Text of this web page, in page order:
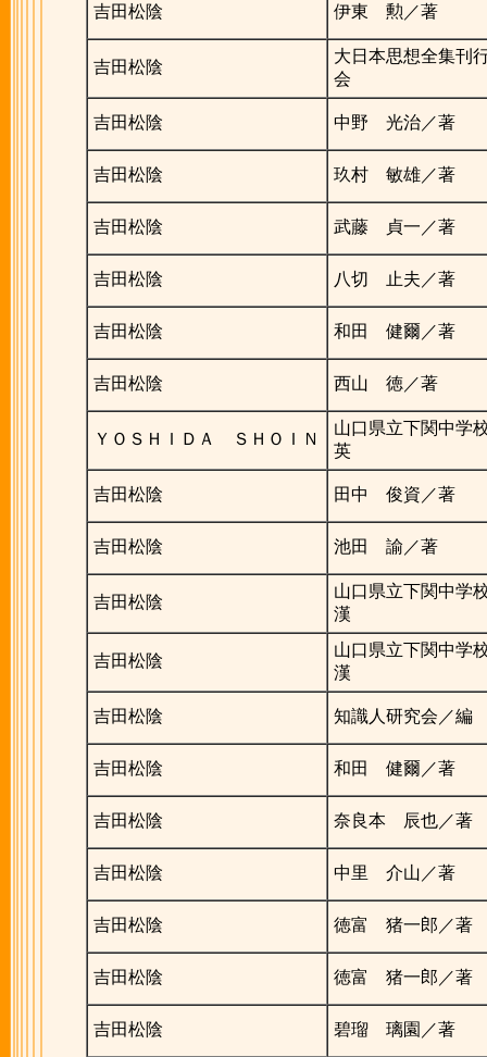
吉田松陰 伊東 勲／著
吉田松陰
大日本思想全集刊
会
吉田松陰 中野 光治／著
吉田松陰 玖村 敏雄／著
吉田松陰 武藤 貞一／著
吉田松陰 八切 止夫／著
吉田松陰 和田 健爾／著
吉田松陰 西山 徳／著
ＹＯＳＨＩＤＡ ＳＨＯＩＮ
山口県立下関中学
英
吉田松陰 田中 俊資／著
吉田松陰 池田 諭／著
吉田松陰
山口県立下関中学
漢
吉田松陰
山口県立下関中学
漢
吉田松陰 知識人研究会／編
吉田松陰 和田 健爾／著
吉田松陰 奈良本 辰也／著
吉田松陰 中里 介山／著
吉田松陰 徳富 猪一郎／著
吉田松陰 徳富 猪一郎／著
吉田松陰 碧瑠 璃園／著